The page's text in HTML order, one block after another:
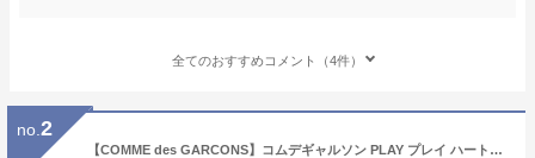
全てのおすすめコメント（4件）
no. 2
【COMME des GARCONS】コムデギャルソン PLAY プレイ ハートロゴ ブランドティーシャツ ブランドtシャツ 半袖Tシャツ カットソー メンズ ギャルソンTシャツ ワンポイントtシャツ コム・デ・ギャルソン shirt ロゴTシャツ ブランドロゴ 刺繍ロゴ ブランド おしゃれ お洒落